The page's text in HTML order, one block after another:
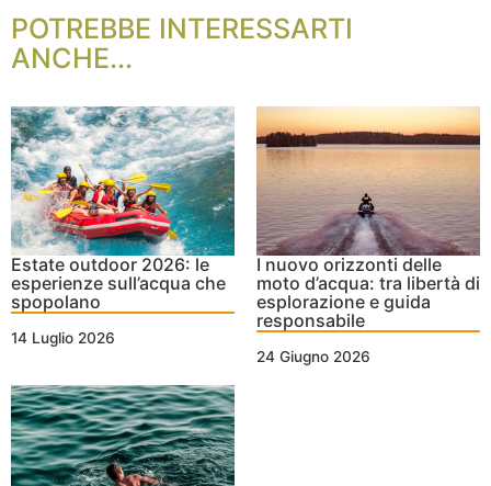
POTREBBE INTERESSARTI
ANCHE...
Estate outdoor 2026: le
esperienze sull’acqua che
spopolano
14 Luglio 2026
I nuovo orizzonti delle
moto d’acqua: tra libertà di
esplorazione e guida
responsabile
24 Giugno 2026